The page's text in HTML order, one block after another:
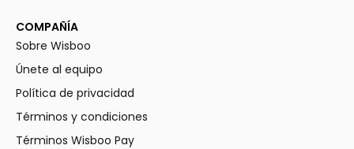
COMPAÑÍA
Sobre Wisboo
Únete al equipo
Política de privacidad
Términos y condiciones
Términos Wisboo Pay